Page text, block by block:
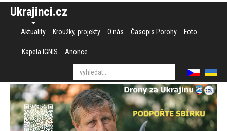
Ukrajinci.cz
Aktuality Kroužky, projekty O nás Časopis Porohy Foto
Kapela IGNIS Anonce